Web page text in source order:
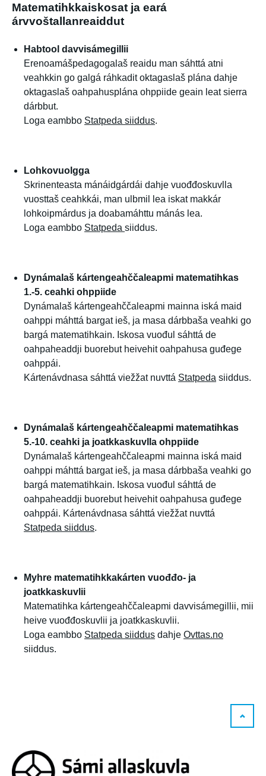
Matematihkkaiskosat ja eará
árvvoštallanreaiddut
Habtool davvisámegillii
Erenoamášpedagogalaš reaidu man sáhttá atni
veahkkin go galgá ráhkadit oktagaslaš plána dahje
oktagaslaš oahpahusplána ohppiide geain leat sierra
dárbbut.
Loga eambbo Statpeda siiddus.
Lohkovuolgga
Skrinenteasta mánáidgárdái dahje vuođđoskuvlla
vuosttaš ceahkkái, man ulbmil lea iskat makkár
lohkoipmárdus ja doabamáhttu mánás lea.
Loga eambbo Statpeda siiddus.
Dynámalaš kártengeahččaleapmi matematihkas
1.-5. ceahki ohppiide
Dynámalaš kártengeahččaleapmi mainna iská maid
oahppi máhttá bargat ieš, ja masa dárbbaša veahki go
bargá matematihkain. Iskosa vuođul sáhttá de
oahpaheaddji buorebut heivehit oahpahusa guđege
oahppái.
Kártenávdnasa sáhttá viežžat nuvttá Statpeda siiddus.
Dynámalaš kártengeahččaleapmi matematihkas
5.-10. ceahki ja joatkkaskuvlla ohppiide
Dynámalaš kártengeahččaleapmi mainna iská maid
oahppi máhttá bargat ieš, ja masa dárbbaša veahki go
bargá matematihkain. Iskosa vuođul sáhttá de
oahpaheaddji buorebut heivehit oahpahusa guđege
oahppái. Kártenávdnasa sáhttá viežžat nuvttá
Statpeda siiddus.
Myhre matematihkkakárten vuođđo- ja
joatkkaskuvlii
Matematihka kártengeahččaleapmi davvisámegillii, mii
heive vuođđoskuvlii ja joatkkaskuvlii.
Loga eambbo Statpeda siiddus dahje Ovttas.no
siiddus.